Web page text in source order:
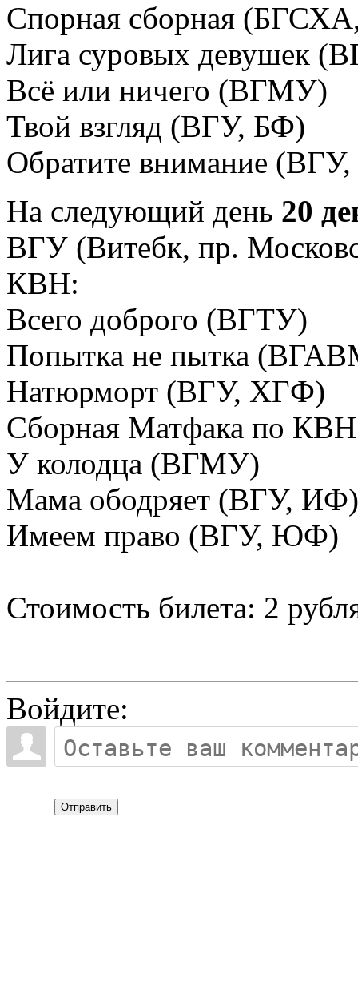
Спорная сборная
Лига суровых девушек
Всё или ничего (ВГМУ)
Твой взгляд (ВГУ, БФ)
Обратите внимание
На следующий день 20
ВГУ (Витебк, пр.
КВН:
Всего доброго (ВГТУ)
Попытка не пытка
Натюрморт (ВГУ, ХГФ)
Сборная Матфака по
У колодца (ВГМУ)
Мама ободряет (ВГУ, ИФ)
Имеем право (ВГУ, ЮФ)
Стоимость билета: 2
Войдите:
Отправить